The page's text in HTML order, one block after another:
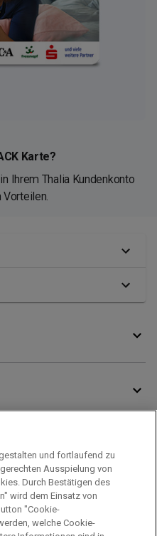
Karte?
Ihrem Thalia Kundenkonto
und fortlaufend zu
Ausspielung von
Durch Bestätigen des
wird dem Einsatz von
"Cookie-
welche Cookie-